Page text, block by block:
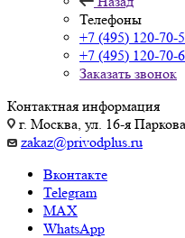
Телефоны
+7 (495) 120-70-
+7 (495) 120-70-
Заказать звонок
Контактная информация
г. Москва, ул. 16-я
zakaz@privodplus.ru
Вконтакте
Telegram
MAX
WhatsApp